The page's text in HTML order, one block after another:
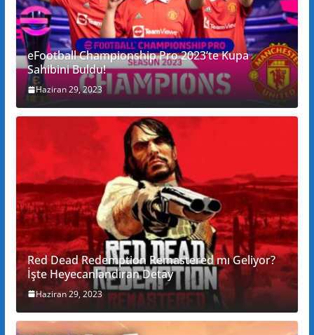
eFootball Championship Pro 2023’te Kupa
Sahibini Buldu!
Haziran 29, 2023
Red Dead Redemption Remastered mı Geliyor?
İşte Heyecanlandıran Detay
Haziran 29, 2023